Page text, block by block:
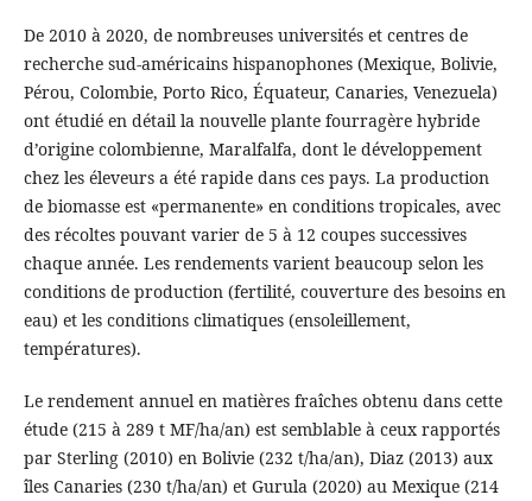
De 2010 à 2020, de nombreuses universités et centres de
recherche sud-américains hispanophones (Mexique, Bolivie,
Pérou, Colombie, Porto Rico, Équateur, Canaries, Venezuela)
ont étudié en détail la nouvelle plante fourragère hybride
d’origine colombienne, Maralfalfa, dont le développement
chez les éleveurs a été rapide dans ces pays. La production
de biomasse est «permanente» en conditions tropicales, avec
des récoltes pouvant varier de 5 à 12 coupes successives
chaque année. Les rendements varient beaucoup selon les
conditions de production (fertilité, couverture des besoins en
eau) et les conditions climatiques (ensoleillement,
températures).
Le rendement annuel en matières fraîches obtenu dans cette
étude (215 à 289 t MF/ha/an) est semblable à ceux rapportés
par Sterling (2010) en Bolivie (232 t/ha/an), Diaz (2013) aux
îles Canaries (230 t/ha/an) et Gurula (2020) au Mexique (214